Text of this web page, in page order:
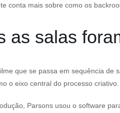
conta mais sobre como os
as salas
que se passa em sequência de
o eixo central do processo criativo.
Parsons usou o software